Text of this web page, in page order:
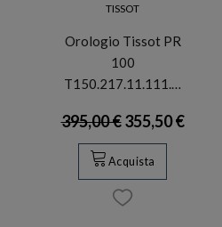
TISSOT
Orologio Tissot PR
100
T150.217.11.111.…
395,00 €355,50 €
Acquista